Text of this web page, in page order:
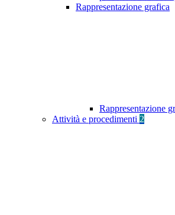
Rappresentazione grafica
Rappresentazione
Attività e procedimenti 2